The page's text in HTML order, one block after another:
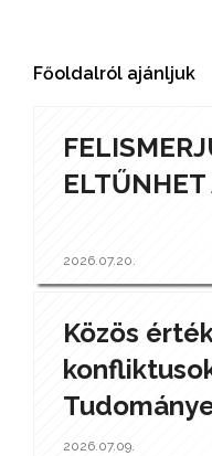
Főoldalról ajánljuk
2026.07.20.
Közös
2026.07.09.